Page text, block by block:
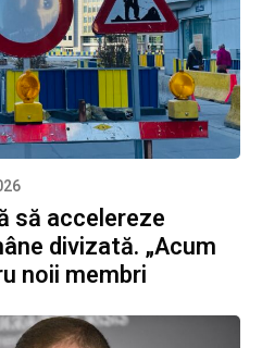
să accelereze
divizată. „Acum
noii membri